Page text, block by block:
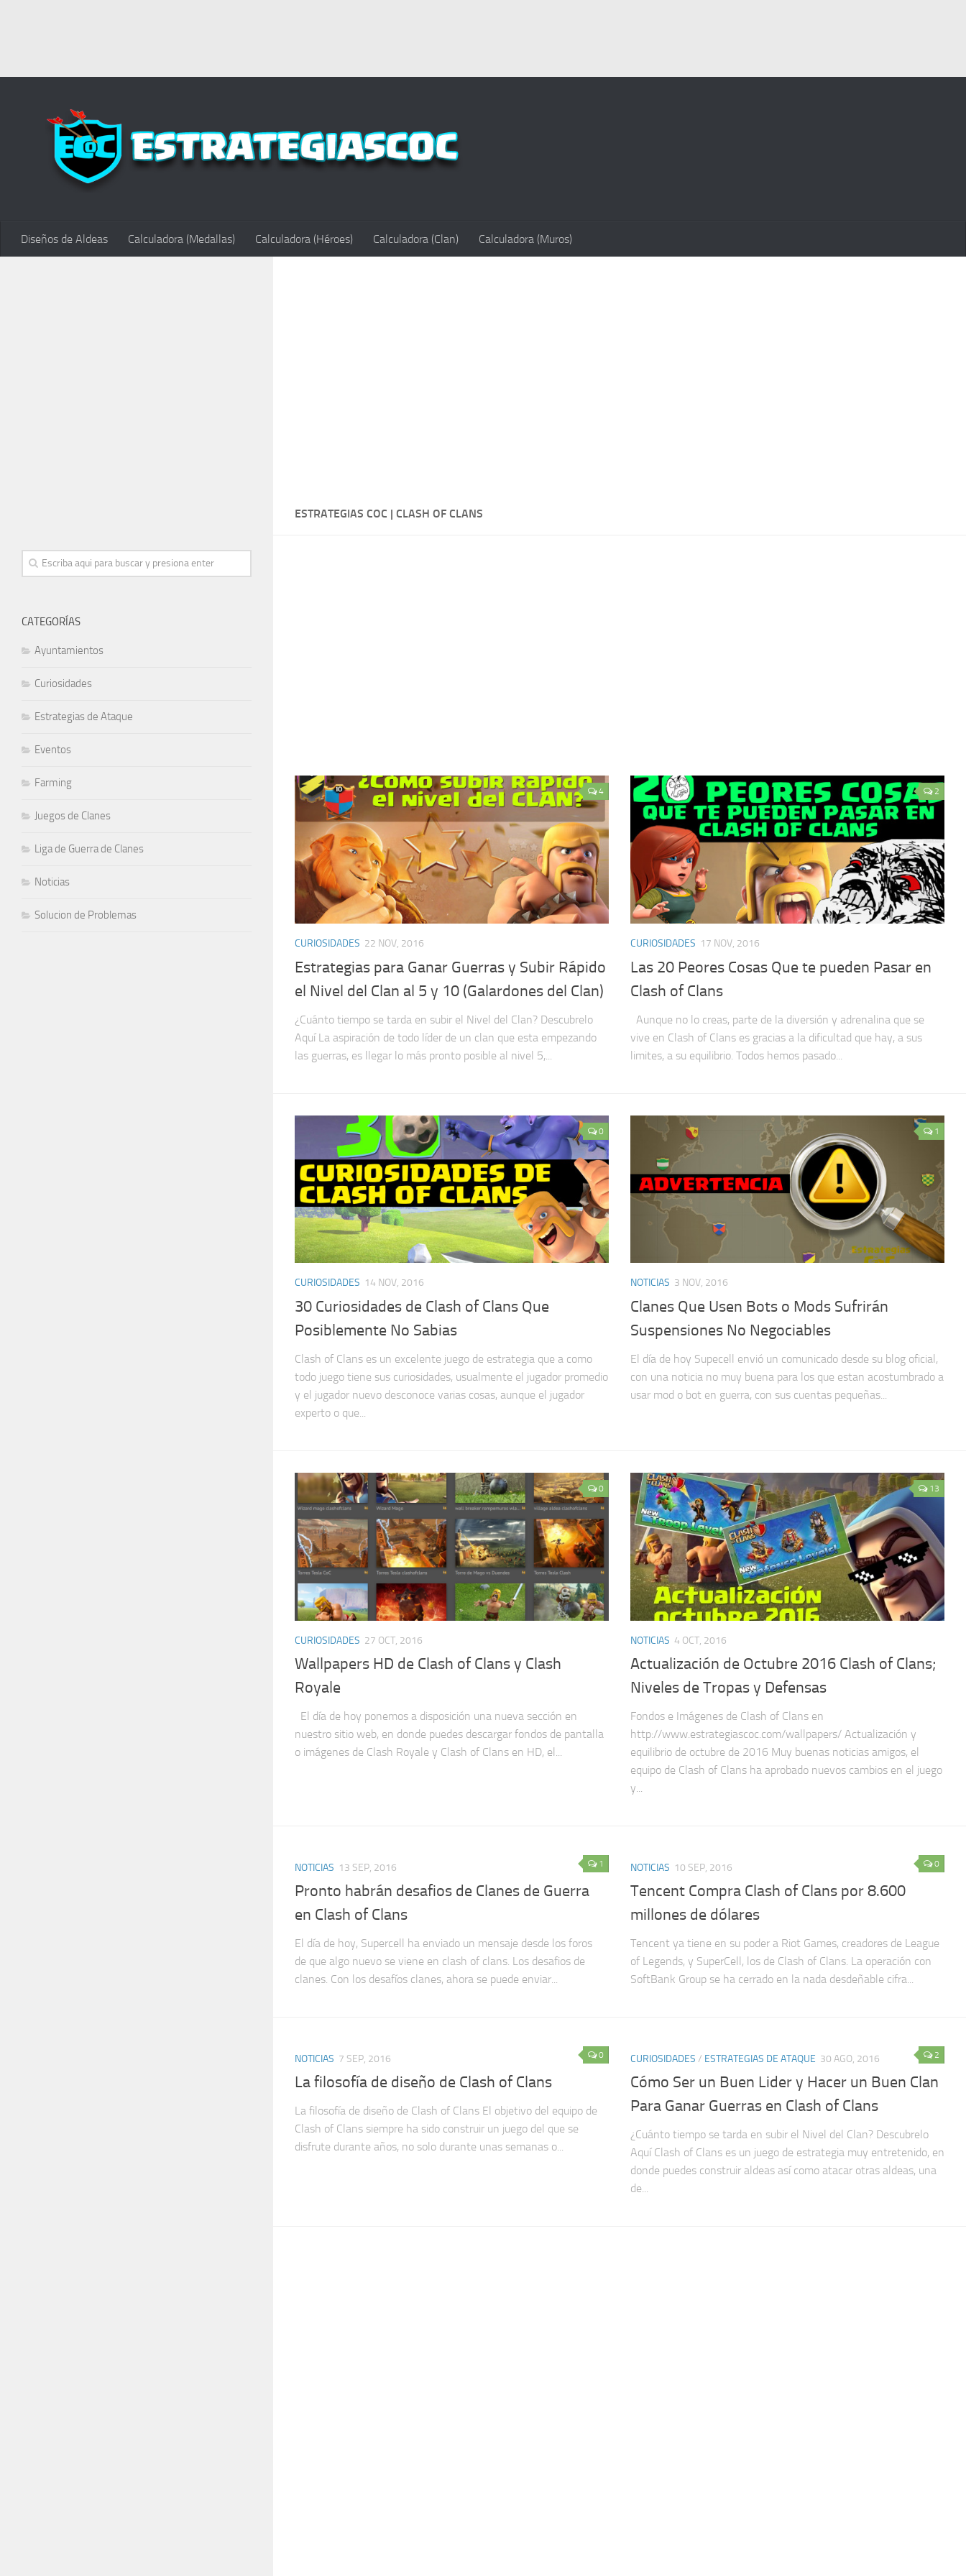
Diseños de Aldeas Calculadora (Medallas) Calculadora (Héroes) Calculadora (Clan) Calculadora (Muros)
ESTRATEGIAS COC | CLASH OF CLANS
4
CURIOSIDADES 22 NOV, 2016
Estrategias para Ganar Guerras y Subir Rápido
el Nivel del Clan al 5 y 10 (Galardones del Clan)
¿Cuánto tiempo se tarda en subir el Nivel del Clan? Descubrelo
Aquí La aspiración de todo líder de un clan que esta empezando
las guerras, es llegar lo más pronto posible al nivel 5,...
2
CURIOSIDADES 17 NOV, 2016
Las 20 Peores Cosas Que te pueden Pasar en
Clash of Clans
Aunque no lo creas, parte de la diversión y adrenalina que se
vive en Clash of Clans es gracias a la dificultad que hay, a sus
limites, a su equilibrio. Todos hemos pasado...
0
CURIOSIDADES 14 NOV, 2016
30 Curiosidades de Clash of Clans Que
Posiblemente No Sabias
Clash of Clans es un excelente juego de estrategia que a como
todo juego tiene sus curiosidades, usualmente el jugador promedio
y el jugador nuevo desconoce varias cosas, aunque el jugador
experto o que...
1
NOTICIAS 3 NOV, 2016
Clanes Que Usen Bots o Mods Sufrirán
Suspensiones No Negociables
El día de hoy Supecell envió un comunicado desde su blog oficial,
con una noticia no muy buena para los que estan acostumbrado a
usar mod o bot en guerra, con sus cuentas pequeñas...
0
CURIOSIDADES 27 OCT, 2016
Wallpapers HD de Clash of Clans y Clash
Royale
El día de hoy ponemos a disposición una nueva sección en
nuestro sitio web, en donde puedes descargar fondos de pantalla
o imágenes de Clash Royale y Clash of Clans en HD, el...
13
NOTICIAS 4 OCT, 2016
Actualización de Octubre 2016 Clash of Clans;
Niveles de Tropas y Defensas
Fondos e Imágenes de Clash of Clans en
http://www.estrategiascoc.com/wallpapers/ Actualización y
equilibrio de octubre de 2016 Muy buenas noticias amigos, el
equipo de Clash of Clans ha aprobado nuevos cambios en el juego
y...
1
NOTICIAS 13 SEP, 2016
Pronto habrán desafios de Clanes de Guerra
en Clash of Clans
El día de hoy, Supercell ha enviado un mensaje desde los foros
de que algo nuevo se viene en clash of clans. Los desafios de
clanes. Con los desafíos clanes, ahora se puede enviar...
0
NOTICIAS 10 SEP, 2016
Tencent Compra Clash of Clans por 8.600
millones de dólares
Tencent ya tiene en su poder a Riot Games, creadores de League
of Legends, y SuperCell, los de Clash of Clans. La operación con
SoftBank Group se ha cerrado en la nada desdeñable cifra...
0
NOTICIAS 7 SEP, 2016
La filosofía de diseño de Clash of Clans
La filosofía de diseño de Clash of Clans El objetivo del equipo de
Clash of Clans siempre ha sido construir un juego del que se
disfrute durante años, no solo durante unas semanas o...
2
CURIOSIDADES / ESTRATEGIAS DE ATAQUE 30 AGO, 2016
Cómo Ser un Buen Lider y Hacer un Buen Clan
Para Ganar Guerras en Clash of Clans
¿Cuánto tiempo se tarda en subir el Nivel del Clan? Descubrelo
Aquí Clash of Clans es un juego de estrategia muy entretenido, en
donde puedes construir aldeas así como atacar otras aldeas, una
de...
CATEGORÍAS
Ayuntamientos
Curiosidades
Estrategias de Ataque
Eventos
Farming
Juegos de Clanes
Liga de Guerra de Clanes
Noticias
Solucion de Problemas